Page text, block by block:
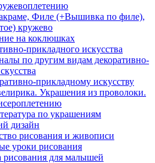
Филе (+Вышивка по филе),
кружево
на коклюшках
прикладного искусства
по другим видам декоративно-
прикладному искусству
Украшения из проволоки.
по украшениям
дизайн
рисования и живописи
уроки рисования
для малышей